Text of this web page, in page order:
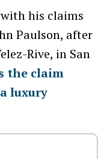
his claims
Paulson, after
Rive, in San
the claim
luxury